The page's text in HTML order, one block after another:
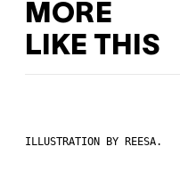
MORE
LIKE THIS
ILLUSTRATION BY REESA.